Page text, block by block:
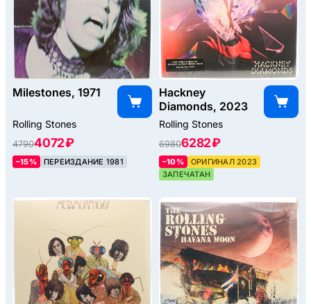
Milestones, 1971
Rolling Stones
47904072 ₽
–15% ПЕРЕИЗДАНИЕ 1981
Hackney
Diamonds, 2023
Rolling Stones
69806282 ₽
–10%
ОРИГИНАЛ 2023
ЗАПЕЧАТАН